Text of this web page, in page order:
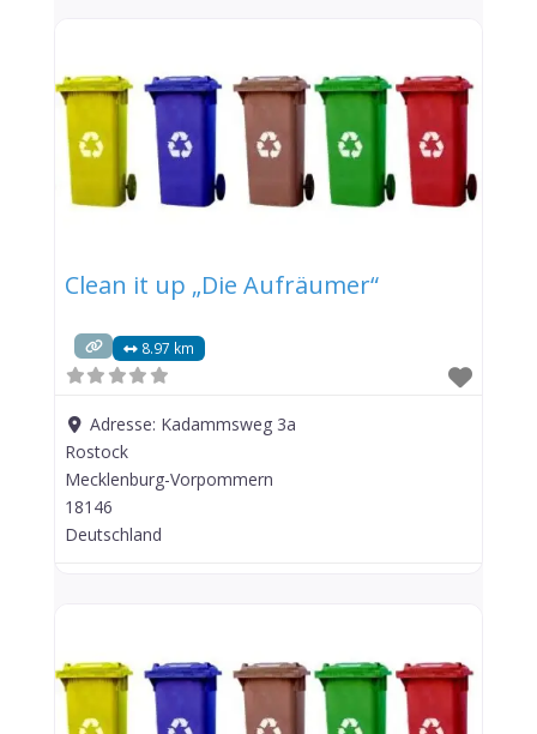
Clean it up „Die Aufräumer“
8.97 km
Adresse: Kadammsweg 3a
Rostock
Mecklenburg-Vorpommern
18146
Deutschland